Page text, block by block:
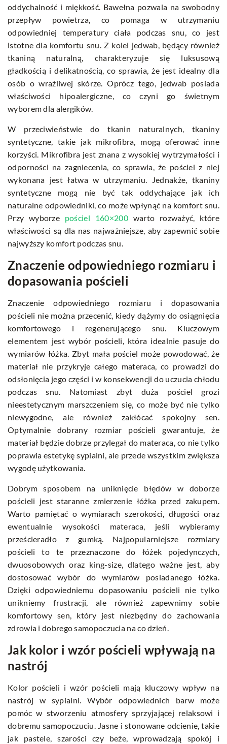
oddychalność i miękkość. Bawełna pozwala na swobodny
przepływ powietrza, co pomaga w utrzymaniu
odpowiedniej temperatury ciała podczas snu, co jest
istotne dla komfortu snu. Z kolei jedwab, będący również
tkaniną naturalną, charakteryzuje się luksusową
gładkością i delikatnością, co sprawia, że jest idealny dla
osób o wrażliwej skórze. Oprócz tego, jedwab posiada
właściwości hipoalergiczne, co czyni go świetnym
wyborem dla alergików.
W przeciwieństwie do tkanin naturalnych, tkaniny
syntetyczne, takie jak mikrofibra, mogą oferować inne
korzyści. Mikrofibra jest znana z wysokiej wytrzymałości i
odporności na zagniecenia, co sprawia, że pościel z niej
wykonana jest łatwa w utrzymaniu. Jednakże, tkaniny
syntetyczne mogą nie być tak oddychające jak ich
naturalne odpowiedniki, co może wpłynąć na komfort snu.
Przy wyborze pościel 160×200warto rozważyć, które
właściwości są dla nas najważniejsze, aby zapewnić sobie
najwyższy komfort podczas snu.
Znaczenie odpowiedniego rozmiaru i
dopasowania pościeli
Znaczenie odpowiedniego rozmiaru i dopasowania
pościeli nie można przecenić, kiedy dążymy do osiągnięcia
komfortowego i regenerującego snu. Kluczowym
elementem jest wybór pościeli, która idealnie pasuje do
wymiarów łóżka. Zbyt mała pościel może powodować, że
materiał nie przykryje całego materaca, co prowadzi do
odsłonięcia jego części i w konsekwencji do uczucia chłodu
podczas snu. Natomiast zbyt duża pościel grozi
nieestetycznym marszczeniem się, co może być nie tylko
niewygodne, ale również zakłócać spokojny sen.
Optymalnie dobrany rozmiar pościeli gwarantuje, że
materiał będzie dobrze przylegał do materaca, co nie tylko
poprawia estetykę sypialni, ale przede wszystkim zwiększa
wygodę użytkowania.
Dobrym sposobem na uniknięcie błędów w doborze
pościeli jest staranne zmierzenie łóżka przed zakupem.
Warto pamiętać o wymiarach szerokości, długości oraz
ewentualnie wysokości materaca, jeśli wybieramy
prześcieradło z gumką. Najpopularniejsze rozmiary
pościeli to te przeznaczone do łóżek pojedynczych,
dwuosobowych oraz king-size, dlatego ważne jest, aby
dostosować wybór do wymiarów posiadanego łóżka.
Dzięki odpowiedniemu dopasowaniu pościeli nie tylko
unikniemy frustracji, ale również zapewnimy sobie
komfortowy sen, który jest niezbędny do zachowania
zdrowia i dobrego samopoczucia na co dzień.
Jak kolor i wzór pościeli wpływają na
nastrój
Kolor pościeli i wzór pościeli mają kluczowy wpływ na
nastrój w sypialni. Wybór odpowiednich barw może
pomóc w stworzeniu atmosfery sprzyjającej relaksowi i
dobremu samopoczuciu. Jasne i stonowane odcienie, takie
jak pastele, szarości czy beże, wprowadzają spokój i